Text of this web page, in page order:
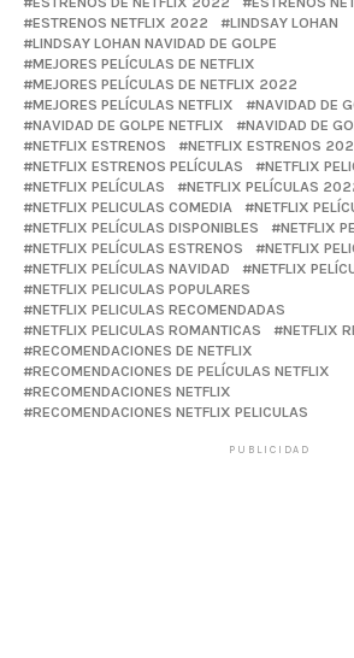
ESTRENOS NETFLIX 2022
LINDSAY LOHAN
LINDSAY LOHAN NAVIDAD DE GOLPE
MEJORES PELÍCULAS DE NETFLIX
MEJORES PELÍCULAS DE NETFLIX 2022
MEJORES PELÍCULAS NETFLIX
NAVIDAD DE
NAVIDAD DE GOLPE NETFLIX
NAVIDAD DE
NETFLIX ESTRENOS
NETFLIX ESTRENOS
NETFLIX ESTRENOS PELÍCULAS
NETFLIX
NETFLIX PELÍCULAS
NETFLIX PELÍCULAS
NETFLIX PELICULAS COMEDIA
NETFLIX
NETFLIX PELÍCULAS DISPONIBLES
NETFLIX
NETFLIX PELÍCULAS ESTRENOS
NETFLIX
NETFLIX PELÍCULAS NAVIDAD
NETFLIX
NETFLIX PELICULAS POPULARES
NETFLIX PELICULAS RECOMENDADAS
NETFLIX PELICULAS ROMANTICAS
NETFLIX
RECOMENDACIONES DE NETFLIX
RECOMENDACIONES DE PELÍCULAS NETFLIX
RECOMENDACIONES NETFLIX
RECOMENDACIONES NETFLIX PELICULAS
PUBLICIDAD